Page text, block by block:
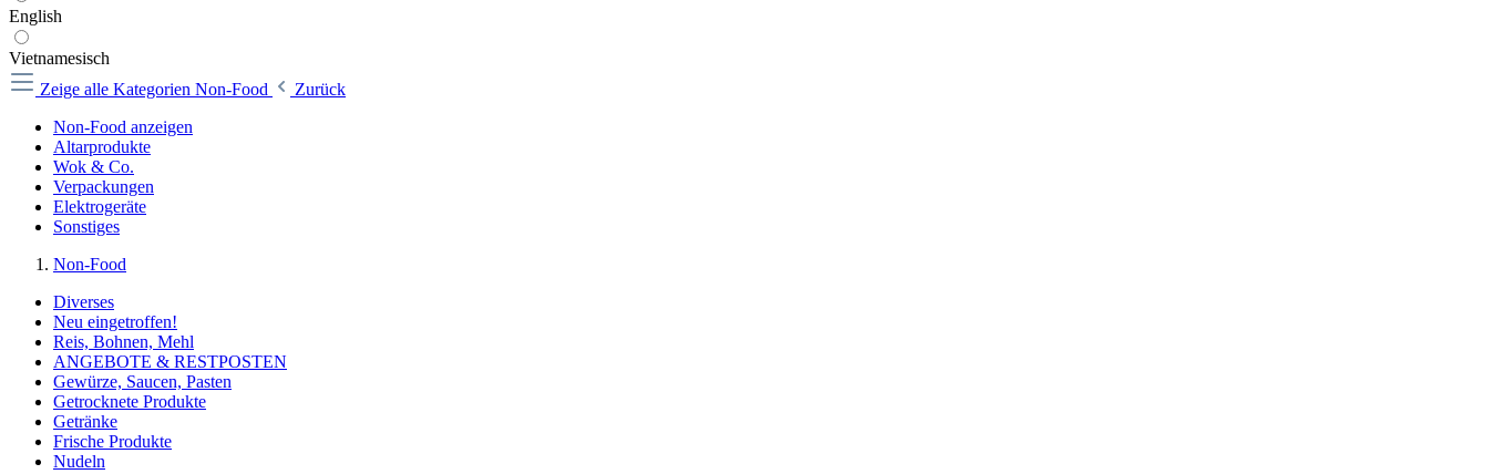
English
Vietnamesisch
Zeige alle Kategorien Non-Food
Zurück
Non-Food anzeigen
Altarprodukte
Wok & Co.
Verpackungen
Elektrogeräte
Sonstiges
Non-Food
Diverses
Neu eingetroffen!
Reis, Bohnen, Mehl
ANGEBOTE & RESTPOSTEN
Gewürze, Saucen, Pasten
Getrocknete Produkte
Getränke
Frische Produkte
Nudeln